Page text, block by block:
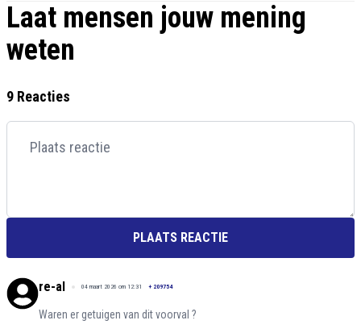
Laat mensen jouw mening
weten
9 Reacties
PLAATS REACTIE
re-al 04 maart 2026 om 12:31 + 209754
Waren er getuigen van dit voorval ?